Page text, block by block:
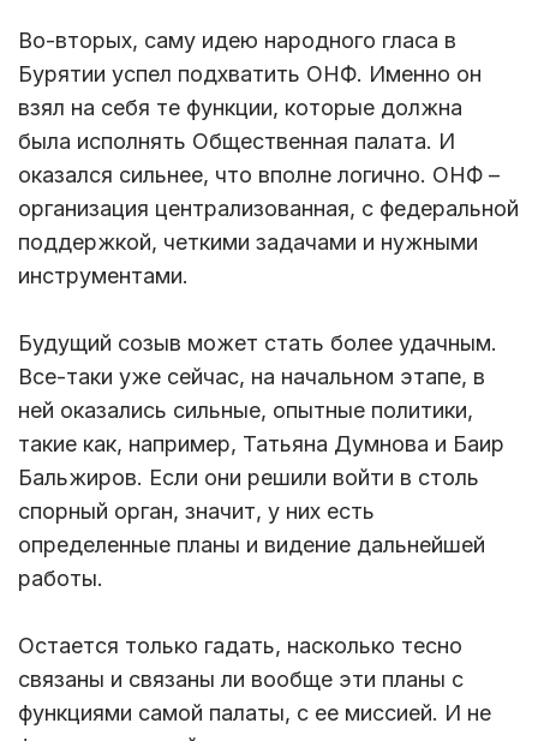
Во-вторых, саму идею народного гласа в
Бурятии успел подхватить ОНФ. Именно он
взял на себя те функции, которые должна
была исполнять Общественная палата. И
оказался сильнее, что вполне логично. ОНФ –
организация централизованная, с федеральной
поддержкой, четкими задачами и нужными
инструментами.
Будущий созыв может стать более удачным.
Все-таки уже сейчас, на начальном этапе, в
ней оказались сильные, опытные политики,
такие как, например, Татьяна Думнова и Баир
Бальжиров. Если они решили войти в столь
спорный орган, значит, у них есть
определенные планы и видение дальнейшей
работы.
Остается только гадать, насколько тесно
связаны и связаны ли вообще эти планы с
функциями самой палаты, с ее миссией. И не